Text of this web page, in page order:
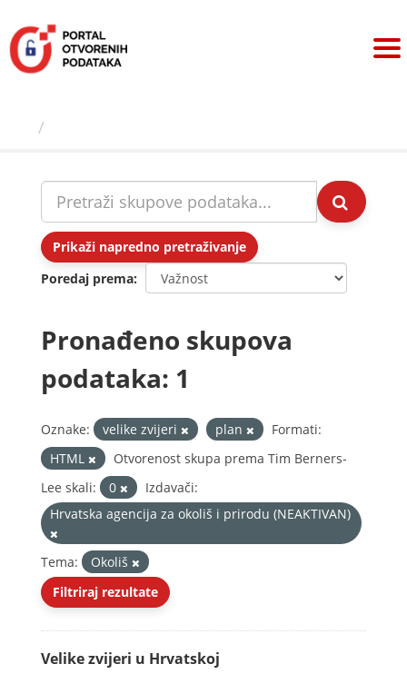
sadržaj
Prikaži napredno pretraživanje
Poredaj prema
Pronađeno skupova
podataka: 1
Oznake: velike zvijeri plan
Formati:
HTML
Otvorenost skupa prema Tim Berners-
Lee skali:
0
Izdavači:
Hrvatska agencija za okoliš i prirodu (NEAKTIVAN)
Tema:
Okoliš
Filtriraj rezultate
Velike zvijeri u Hrvatskoj